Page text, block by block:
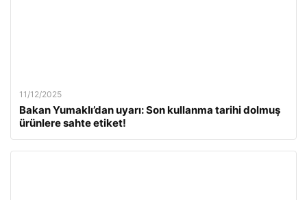
11/12/2025
Bakan Yumaklı’dan uyarı: Son kullanma tarihi dolmuş
ürünlere sahte etiket!